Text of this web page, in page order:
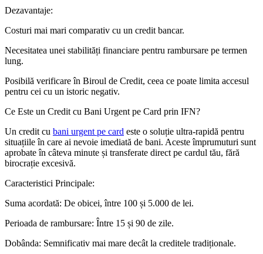
Dezavantaje:
Costuri mai mari comparativ cu un credit bancar.
Necesitatea unei stabilități financiare pentru rambursare pe termen
lung.
Posibilă verificare în Biroul de Credit, ceea ce poate limita accesul
pentru cei cu un istoric negativ.
Ce Este un Credit cu Bani Urgent pe Card prin IFN?
Un credit cu bani urgent pe card este o soluție ultra-rapidă pentru
situațiile în care ai nevoie imediată de bani. Aceste împrumuturi sunt
aprobate în câteva minute și transferate direct pe cardul tău, fără
birocrație excesivă.
Caracteristici Principale:
Suma acordată: De obicei, între 100 și 5.000 de lei.
Perioada de rambursare: Între 15 și 90 de zile.
Dobânda: Semnificativ mai mare decât la creditele tradiționale.